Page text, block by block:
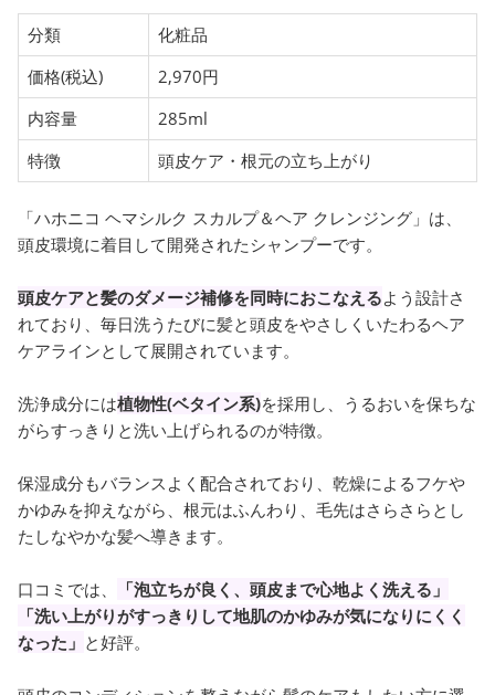
分類
化粧品
価格(税込)
2,970円
内容量
285ml
特徴
頭皮ケア・根元の立ち上がり
「ハホニコ ヘマシルク スカルプ＆ヘア クレンジング」は、
頭皮環境に着目して開発されたシャンプーです。
頭皮ケアと髪のダメージ補修を同時におこなえるよう設計さ
れており、毎日洗うたびに髪と頭皮をやさしくいたわるヘア
ケアラインとして展開されています。
洗浄成分には植物性(ベタイン系)を採用し、うるおいを保ちな
がらすっきりと洗い上げられるのが特徴。
保湿成分もバランスよく配合されており、乾燥によるフケや
かゆみを抑えながら、根元はふんわり、毛先はさらさらとし
たしなやかな髪へ導きます。
口コミでは、
「泡立ちが良く、頭皮まで心地よく洗える」
「洗い上がりがすっきりして地肌のかゆみが気になりにくく
なった」 と好評。